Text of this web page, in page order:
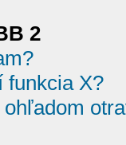
2
funkcia X?